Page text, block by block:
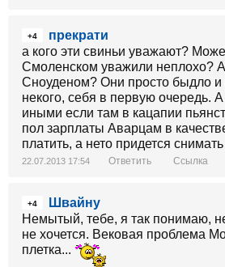
+4
прекрати
а кого эти свиньи уважают?
Смоленском уважили неплохо?
Сноуденом? Они просто быдло
некого, себя в первую очередь.
иными если там в кацапии
пол зарплаты Аварцам в
платить, а нето придется
22.07.2013 17:54 Ответить Ссылка
+4
Швайну
Немытый, тебе, я так понимаю,
не хочется. Вековая проблема
плетка...